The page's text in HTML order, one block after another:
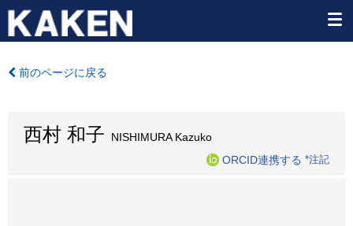
前のページに戻る
西村 和子 NISHIMURA Kazuko
ORCID連携する *注記